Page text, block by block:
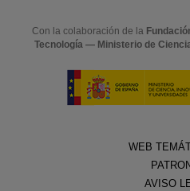
Con la colaboración de la
Tecnología — Ministerio de
WEB
AVISO